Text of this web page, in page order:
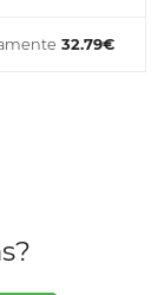
32.79€